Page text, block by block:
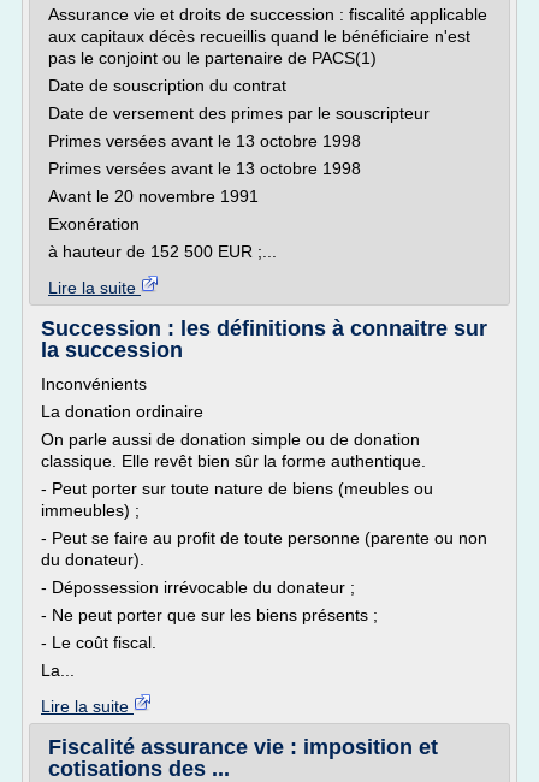
Assurance vie et droits de succession : fiscalité applicable
aux capitaux décès recueillis quand le bénéficiaire n'est
pas le conjoint ou le partenaire de PACS(1)
Date de souscription du contrat
Date de versement des primes par le souscripteur
Primes versées avant le 13 octobre 1998
Primes versées avant le 13 octobre 1998
Avant le 20 novembre 1991
Exonération
à hauteur de 152 500 EUR ;...
Lire la suite
Succession : les définitions à connaitre sur
la succession
Inconvénients
La donation ordinaire
On parle aussi de donation simple ou de donation
classique. Elle revêt bien sûr la forme authentique.
- Peut porter sur toute nature de biens (meubles ou
immeubles) ;
- Peut se faire au profit de toute personne (parente ou non
du donateur).
- Dépossession irrévocable du donateur ;
- Ne peut porter que sur les biens présents ;
- Le coût fiscal.
La...
Lire la suite
Fiscalité assurance vie : imposition et
cotisations des ...